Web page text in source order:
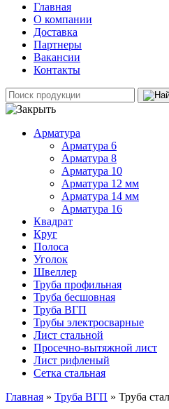
Главная
О компании
Доставка
Партнеры
Вакансии
Контакты
Арматура
Арматура 6
Арматура 8
Арматура 10
Арматура 12 мм
Арматура 14 мм
Арматура 16
Квадрат
Круг
Полоса
Уголок
Швеллер
Труба профильная
Труба бесшовная
Труба ВГП
Трубы электросварные
Лист стальной
Просечно-вытяжной лист
Лист рифленый
Сетка стальная
Главная » Труба ВГП » Труба